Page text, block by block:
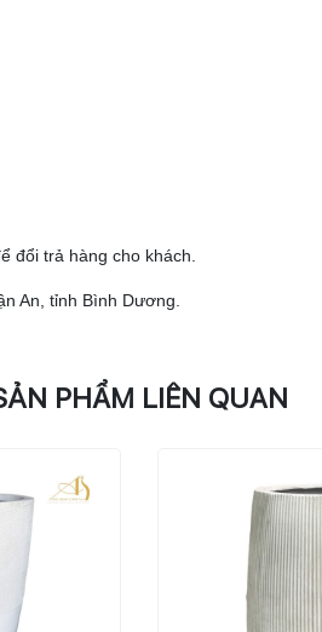
đổi trả hàng cho khách.
An, tỉnh Bình Dương.
PHẨM LIÊN QUAN